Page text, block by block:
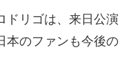
ドリゴは、来日公演
本のファンも今後の